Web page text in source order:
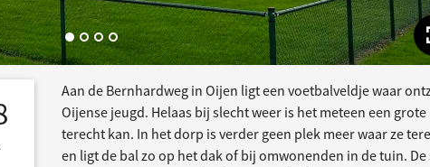
Aan de Bernhardweg in Oijen ligt een voetbalveldje waar
Oijense jeugd. Helaas bij slecht weer is het meteen een
terecht kan. In het dorp is verder geen plek meer waar ze
en ligt de bal zo op het dak of bij omwonenden in de tuin.